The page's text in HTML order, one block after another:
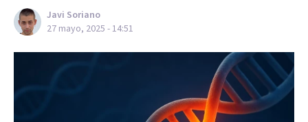
Javi Soriano
27 mayo, 2025 - 14:51